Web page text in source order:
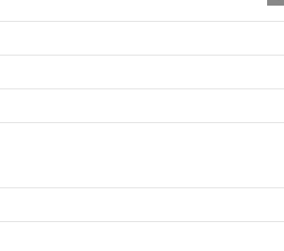
Привітання зі святом
09.01.2026